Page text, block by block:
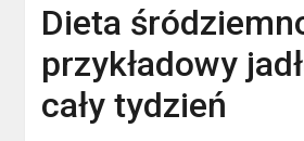
Dieta
przykładowy
cały tydzień